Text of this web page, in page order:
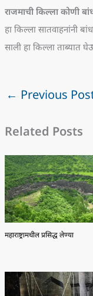
राजमाची किल्ला कोणी
हा किल्ला सातवाहनांनी
साली हा किल्ला ताब्यात
← Previous
Related Posts
महाराष्ट्रामधील प्रसिद्ध लेण्या